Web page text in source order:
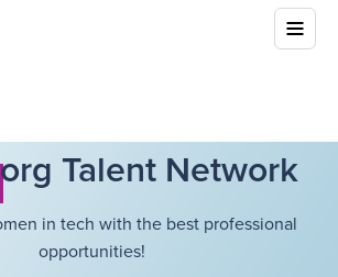
Talent Network
in tech with the best professional
opportunities!